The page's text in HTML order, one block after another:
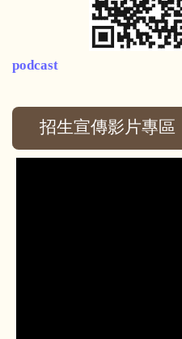
podcast
招生宣傳影片專區